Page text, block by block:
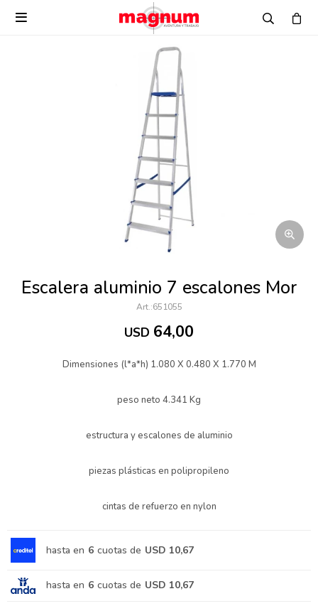

Escalera aluminio 7 escalones Mor
651055
USD 64,00
Dimensiones (l*a*h) 1.080 X 0.480 X 1.770 M
peso neto 4.341 Kg
estructura y escalones de aluminio
piezas plásticas en polipropileno
cintas de refuerzo en nylon
hasta en 6 cuotas de USD 10,67
hasta en 6 cuotas de USD 10,67